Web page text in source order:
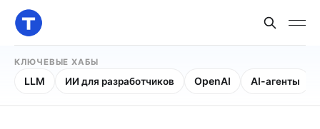
КЛЮЧЕВЫЕ ХАБЫ
LLM ИИ для разработчиков OpenAI AI-агенты